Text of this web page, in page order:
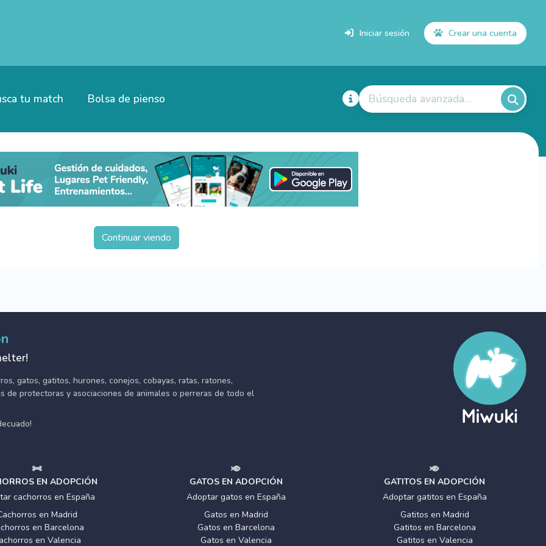
Iniciar sesión Crear una cuenta
tu match Bolsa de pienso Búsqueda avanzada...
Continuar viendo
gatos, gatitos, hurones, conejos, cobayas, ratas, ratones,
de protectoras y asociaciones de animales o perreras de todo el
EN ADOPCIÓN
cachorros en España
en Madrid
en Barcelona
en Valencia
GATOS EN ADOPCIÓN
Adoptar gatos en España
Gatos en Madrid
Gatos en Barcelona
Gatos en Valencia
GATITOS EN ADOPCIÓN
Adoptar gatitos en España
Gatitos en Madrid
Gatitos en Barcelona
Gatitos en Valencia